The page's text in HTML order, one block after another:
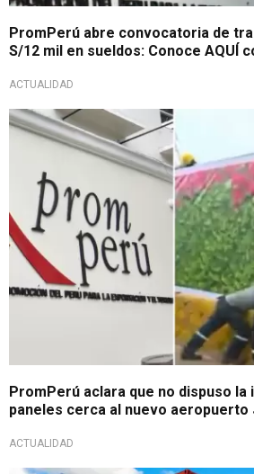
PromPerú abre convocatoria de
S/12 mil en sueldos: Conoce AQUÍ
ACTUALIDAD
Tras polémica situación
PromPerú aclara que no dispuso la
paneles cerca al nuevo aeropuerto
ACTUALIDAD